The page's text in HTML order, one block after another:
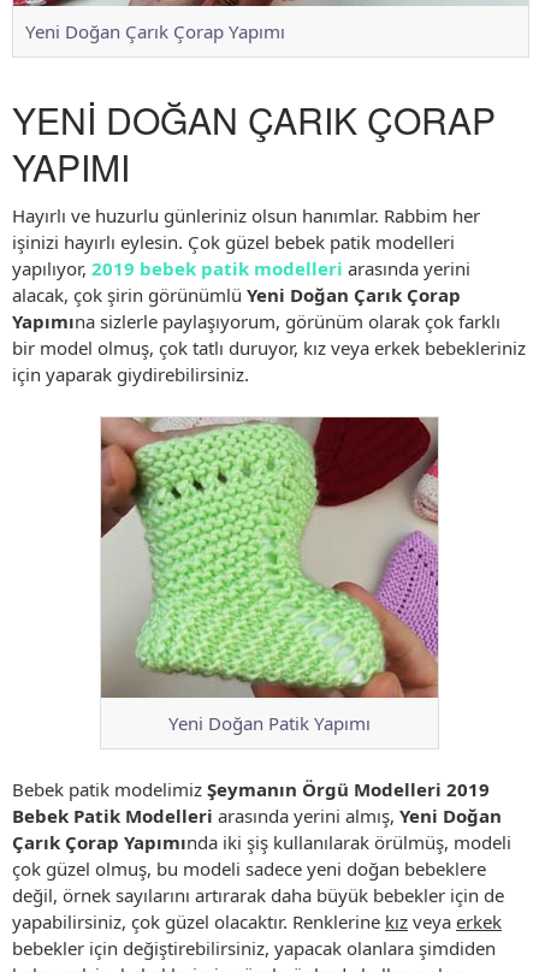
Yeni Doğan Çarık Çorap Yapımı
YENİ DOĞAN ÇARIK ÇORAP
YAPIMI
Hayırlı ve huzurlu günleriniz olsun hanımlar. Rabbim her
işinizi hayırlı eylesin. Çok güzel bebek patik modelleri
yapılıyor, 2019 bebek patik modelleri arasında yerini
alacak, çok şirin görünümlü Yeni Doğan Çarık Çorap
Yapımına sizlerle paylaşıyorum, görünüm olarak çok farklı
bir model olmuş, çok tatlı duruyor, kız veya erkek bebekleriniz
için yaparak giydirebilirsiniz.
Yeni Doğan Patik Yapımı
Bebek patik modelimiz Şeymanın Örgü Modelleri 2019
Bebek Patik Modelleri arasında yerini almış, Yeni Doğan
Çarık Çorap Yapımında iki şiş kullanılarak örülmüş, modeli
çok güzel olmuş, bu modeli sadece yeni doğan bebeklere
değil, örnek sayılarını artırarak daha büyük bebekler için de
yapabilirsiniz, çok güzel olacaktır. Renklerine kız veya erkek
bebekler için değiştirebilirsiniz, yapacak olanlara şimdiden